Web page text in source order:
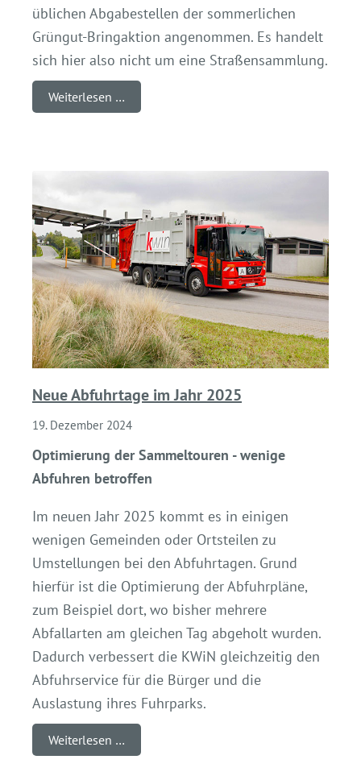
üblichen Abgabestellen der sommerlichen
Grüngut-Bringaktion angenommen. Es handelt
sich hier also nicht um eine Straßensammlung.
Weiterlesen …
Neue Abfuhrtage im Jahr 2025
19. Dezember 2024
Optimierung der Sammeltouren - wenige
Abfuhren betroffen
Im neuen Jahr 2025 kommt es in einigen
wenigen Gemeinden oder Ortsteilen zu
Umstellungen bei den Abfuhrtagen. Grund
hierfür ist die Optimierung der Abfuhrpläne,
zum Beispiel dort, wo bisher mehrere
Abfallarten am gleichen Tag abgeholt wurden.
Dadurch verbessert die KWiN gleichzeitig den
Abfuhrservice für die Bürger und die
Auslastung ihres Fuhrparks.
Weiterlesen …